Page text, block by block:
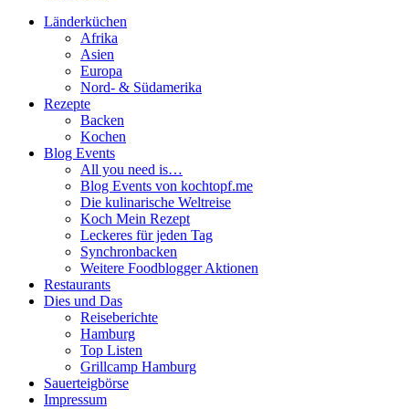
Länderküchen
Afrika
Asien
Europa
Nord- & Südamerika
Rezepte
Backen
Kochen
Blog Events
All you need is…
Blog Events von kochtopf.me
Die kulinarische Weltreise
Koch Mein Rezept
Leckeres für jeden Tag
Synchronbacken
Weitere Foodblogger Aktionen
Restaurants
Dies und Das
Reiseberichte
Hamburg
Top Listen
Grillcamp Hamburg
Sauerteigbörse
Impressum